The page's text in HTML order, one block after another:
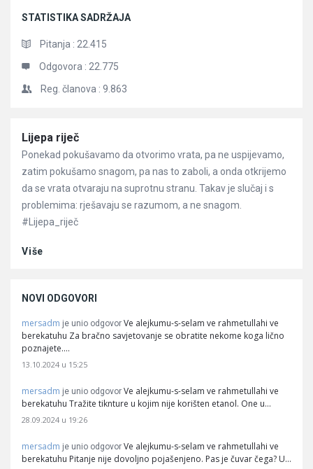
STATISTIKA SADRŽAJA
Pitanja : 22.415
Odgovora : 22.775
Reg. članova : 9.863
Članci
Lijepa riječ
Ponekad pokušavamo da otvorimo vrata, pa ne uspijevamo,
zatim pokušamo snagom, pa nas to zaboli, a onda otkrijemo
da se vrata otvaraju na suprotnu stranu. Takav je slučaj i s
problemima: rješavaju se razumom, a ne snagom.
#Lijepa_riječ
Više
NOVI ODGOVORI
mersadm je unio odgovor Ve alejkumu-s-selam ve rahmetullahi ve
berekatuhu Za bračno savjetovanje se obratite nekome koga lično
poznajete.…
13.10.2024 u 15:25
mersadm je unio odgovor Ve alejkumu-s-selam ve rahmetullahi ve
berekatuhu Tražite tiknture u kojim nije korišten etanol. One u…
28.09.2024 u 19:26
mersadm je unio odgovor Ve alejkumu-s-selam ve rahmetullahi ve
berekatuhu Pitanje nije dovoljno pojašenjeno. Pas je čuvar čega? U…